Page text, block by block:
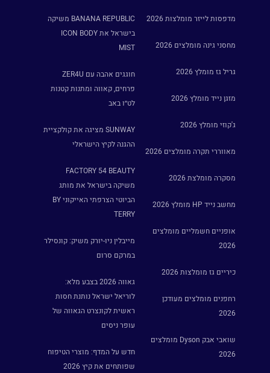
מדפסות לייזר מומלצות 2026
מחסני גינה מומלצים 2026
גריל גז מומלץ 2026
מזגן נייד מומלץ 2026
ג'קוזי מומלץ 2026
מאווררי תקרה מומלצים 2026
מסקרה מומלצת 2026
מחשב נייד HP מומלץ 2026
אופניים חשמליים מומלצים
2026
כיריים גז מומלצות 2026
רחפנים מומלצים מעודכן
2026
שואבי אבק Dyson מומלצים
2026
BANANA REPUBLIC משיקה
בישראל את ICON BODY
MIST
חוגגים אהבה עם ZER4U
פרחים, קאווה ומתנות קטנות
לט״ו באב
SUNWAY מציגה את קולקציית
ההגנה לקיץ הישראלי
FACTORY 54 BEAUTY
משיקה בישראל את מותג
הביוטי הצרפתי האייקוני BY
TERRY
מייבלין ניו-יורק משיק: קונסילר
במרקם סרום
גאווה 2026 בצבע מלא:
לוריאל ישראל נותנת חסות
ראשית לקונצרט הגאווה של
עופר ניסים
חדש על המדף: מוצרי הטיפוח
שפותחים את קיץ 2026